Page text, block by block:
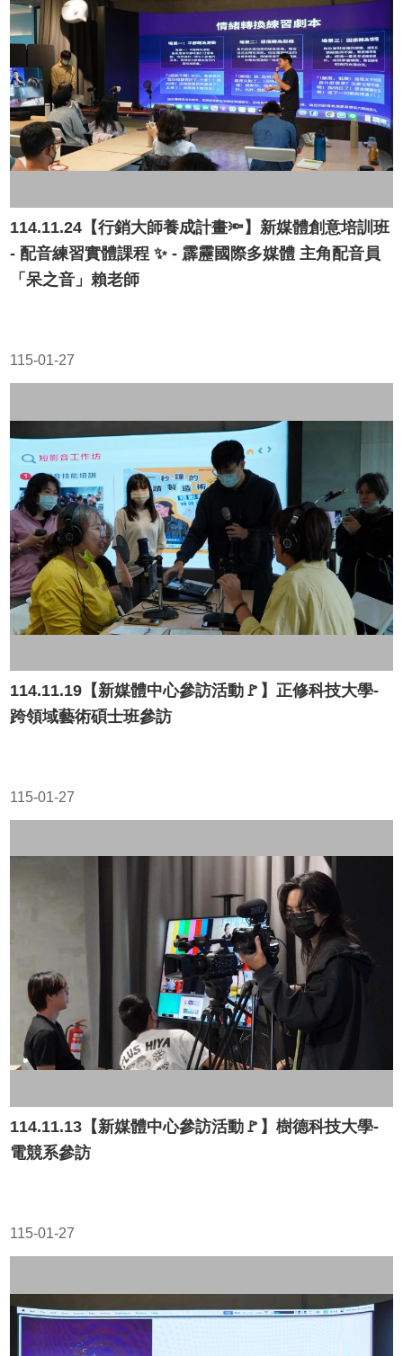
114.11.24【行銷大師養成計畫🔦】新媒體創意培訓班
- 配音練習實體課程 ✨ - 霹靂國際多媒體 主角配音員
「呆之音」賴老師
115-01-27
114.11.19【新媒體中心參訪活動🚩】正修科技大學-
跨領域藝術碩士班參訪
115-01-27
114.11.13【新媒體中心參訪活動🚩】樹德科技大學-
電競系參訪
115-01-27